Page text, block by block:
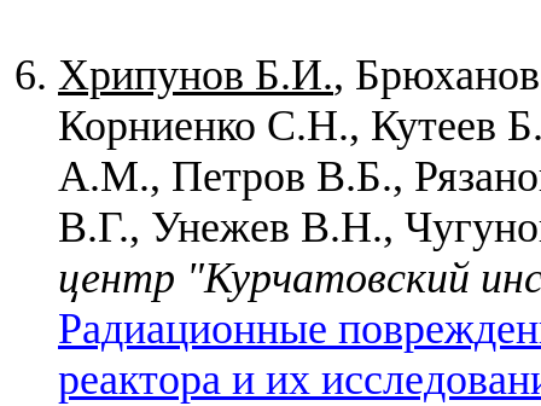
Хрипунов Б.И.,
Корниенко С.Н., Кутеев
А.М., Петров В.Б.,
В.Г., Унежев В.Н.,
центр "Курчатовский
Радиационные
реактора и их